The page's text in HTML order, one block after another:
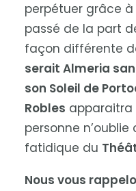
perpétuer grâce
passé de la part
façon différente
serait Almeria
son Soleil de
Robles apparaitra
personne
fatidique du
Nous vous